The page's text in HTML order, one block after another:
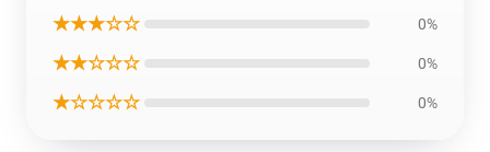
★★★☆☆ 0%
★★☆☆☆ 0%
★☆☆☆☆ 0%